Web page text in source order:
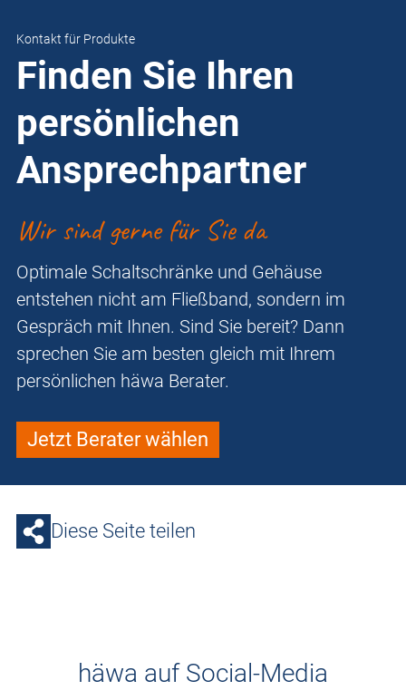
Kontakt für Produkte
Finden Sie Ihren
persönlichen
Ansprechpartner
Wir sind gerne für Sie da
Optimale Schaltschränke und Gehäuse
entstehen nicht am Fließband, sondern im
Gespräch mit Ihnen. Sind Sie bereit? Dann
sprechen Sie am besten gleich mit Ihrem
persönlichen häwa Berater.
Jetzt Berater wählen
Diese Seite teilen
häwa auf Social-Media